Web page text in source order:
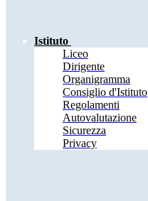
Istituto
Liceo
Dirigente
Organigramma
Consiglio d'Istituto
Regolamenti
Autovalutazione
Sicurezza
Privacy